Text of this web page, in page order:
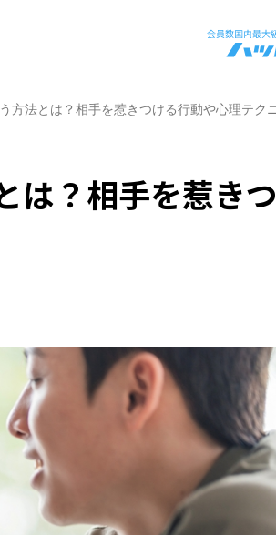
方法とは？相手を惹きつける行動や心理テク
は？相手を惹き